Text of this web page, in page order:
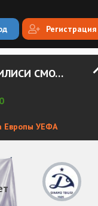
Регистрация
ТОТТЕНХЭМ - ДИНАМО ТБИЛИСИ СМОТРЕТЬ ОНЛАЙН
Европы УЕФА